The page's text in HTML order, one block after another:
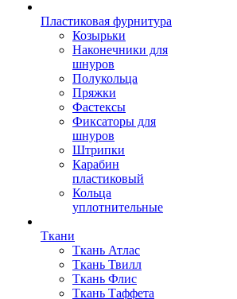
Пластиковая фурнитура
Козырьки
Наконечники для
шнуров
Полукольца
Пряжки
Фастексы
Фиксаторы для
шнуров
Штрипки
Карабин
пластиковый
Кольца
уплотнительные
Ткани
Ткань Атлас
Ткань Твилл
Ткань Флис
Ткань Таффета